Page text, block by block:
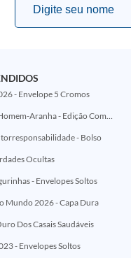
- Envelope 5 Cromos
Superman Vs. Homem-Aranha - Edição Comemorativa 50 Anos (Encontros Clássicos Dc E Marvel)
- Bolso
Ocultas
- Envelopes Soltos
Mundo 2026 - Capa Dura
Dos Casais Saudáveis
- Envelopes Soltos